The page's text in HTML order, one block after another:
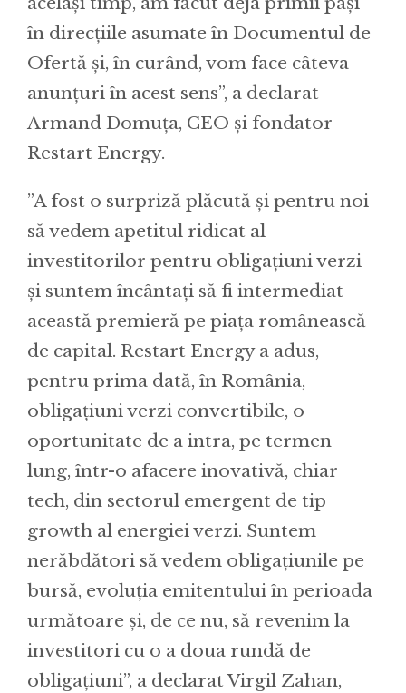
în direcțiile asumate în Documentul de
Ofertă și, în curând, vom face câteva
anunțuri în acest sens”, a declarat
Armand Domuța, CEO și fondator
Restart Energy.
”A fost o surpriză plăcută și pentru noi
să vedem apetitul ridicat al
investitorilor pentru obligațiuni verzi
și suntem încântați să fi intermediat
această premieră pe piața românească
de capital. Restart Energy a adus,
pentru prima dată, în România,
obligațiuni verzi convertibile, o
oportunitate de a intra, pe termen
lung, într-o afacere inovativă, chiar
tech, din sectorul emergent de tip
growth al energiei verzi. Suntem
nerăbdători să vedem obligațiunile pe
bursă, evoluția emitentului în perioada
următoare și, de ce nu, să revenim la
investitori cu o a doua rundă de
obligațiuni”, a declarat Virgil Zahan,